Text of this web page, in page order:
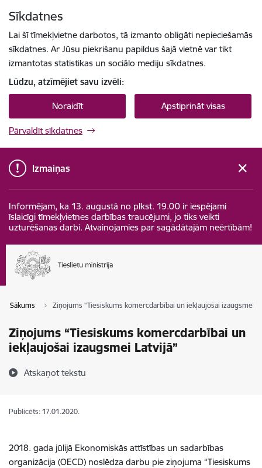
Sīkdatnes
Lai šī tīmekļvietne darbotos, tā izmanto obligāti nepieciešamās
sīkdatnes. Ar Jūsu piekrišanu papildus šajā vietnē var tikt
izmantotas statistikas un sociālo mediju sīkdatnes.
Lūdzu, atzīmējiet savu izvēli:
Noraidīt Apstiprināt visas
Pārvaldīt sīkdatnes
Izmaiņas
Informējam, ka 13. augustā no plkst. 19.00 ir iespējami
īslaicīgi tīmekļvietnes darbības traucējumi, jo tiks veikti
uzturēšanas darbi. Atvainojamies par sagādātajām neērtībām!
Sākums Ziņojums “Tiesiskums komercdarbībai un iekļaujošai izaugsmei
Ziņojums “Tiesiskums komercdarbībai un
iekļaujošai izaugsmei Latvijā”
Atskaņot tekstu
Publicēts: 17.01.2020.
2018. gada jūlijā Ekonomiskās attīstības un sadarbības
organizācija (OECD) noslēdza darbu pie ziņojuma “Tiesiskums